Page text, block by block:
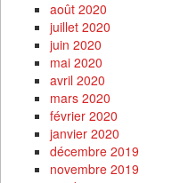
août 2020
juillet 2020
juin 2020
mai 2020
avril 2020
mars 2020
février 2020
janvier 2020
décembre 2019
novembre 2019